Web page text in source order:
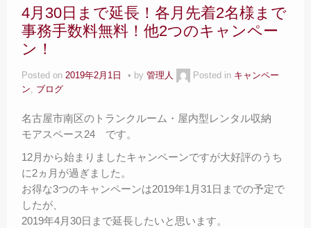
4月30日まで延長！各月先着2名様まで
事務手数料無料！他2つのキャンペー
ン！
Posted on 2019年2月1日 by 管理人 Posted in キャンペー
ン, ブログ
名古屋市南区のトランクルーム・屋内型レンタル収納
モアスペース24 です。
12月から始まりましたキャンペーンですが大好評のうち
に2ヵ月が過ぎました。
お得な3つのキャンペーンは2019年1月31日までの予定で
したが、
2019年4月30日まで延長したいと思います。